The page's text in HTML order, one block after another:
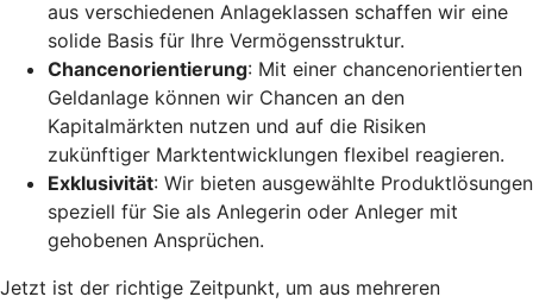
aus verschiedenen Anlageklassen schaffen wir eine
solide Basis für Ihre Vermögensstruktur.
Chancenorientierung: Mit einer chancenorientierten
Geldanlage können wir Chancen an den
Kapitalmärkten nutzen und auf die Risiken
zukünftiger Marktentwicklungen flexibel reagieren.
Exklusivität: Wir bieten ausgewählte Produktlösungen
speziell für Sie als Anlegerin oder Anleger mit
gehobenen Ansprüchen.
Jetzt ist der richtige Zeitpunkt, um aus mehreren